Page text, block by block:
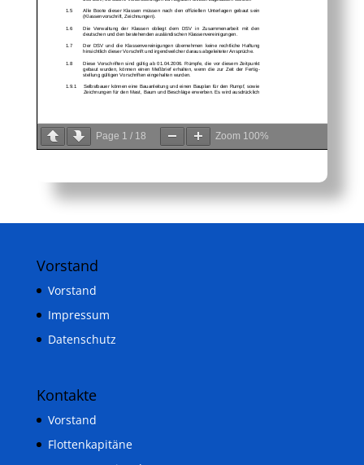
Page 1 / 18 Zoom 100%
Vorstand
Vorstand
Impressum
Datenschutz
Kontakte
Vorstand
Flottenkapitäne